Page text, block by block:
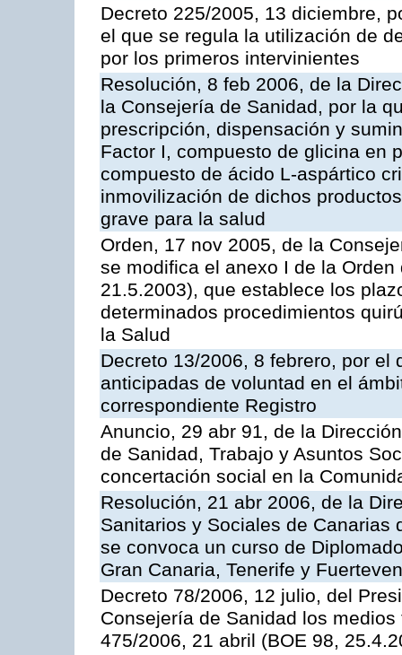
Decreto 225/2005, 13 diciembre,
el que se regula la utilización de
por los primeros intervinientes
Resolución, 8 feb 2006, de la
la Consejería de Sanidad, por la
prescripción, dispensación y
Factor I, compuesto de glicina en
compuesto de ácido L-aspártico
inmovilización de dichos
grave para la salud
Orden, 17 nov 2005, de la
se modifica el anexo I de la
21.5.2003), que establece los
determinados procedimientos
la Salud
Decreto 13/2006, 8 febrero, por
anticipadas de voluntad en el
correspondiente Registro
Anuncio, 29 abr 91, de la
de Sanidad, Trabajo y Asuntos
concertación social en la
Resolución, 21 abr 2006, de la
Sanitarios y Sociales de Canarias
se convoca un curso de
Gran Canaria, Tenerife y
Decreto 78/2006, 12 julio, del
Consejería de Sanidad los
475/2006, 21 abril (BOE 98,